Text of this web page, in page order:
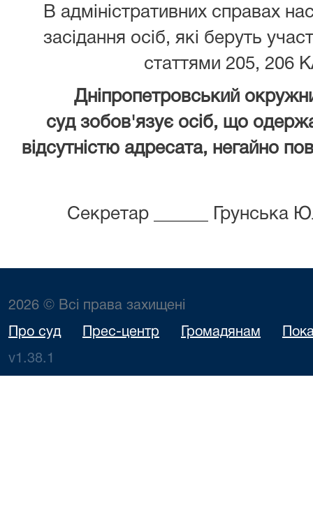
В адміністративних справах
засідання осіб, які беруть
статтями 205, 206
Дніпропетровський
суд зобов'язує осіб, що
відсутністю адресата, негайно
Секретар ______ Грунська
2026 © Всі права захищені
Про суд Прес-центр Громадянам
v1.38.1